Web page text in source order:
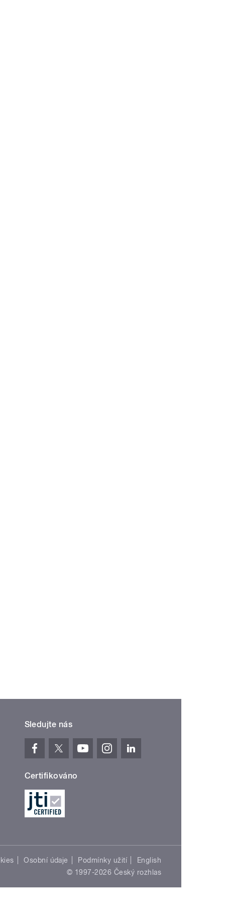
Sledujte nás
Certifikováno
Osobní údaje Podmínky užití
English
© 1997-2026 Český rozhlas